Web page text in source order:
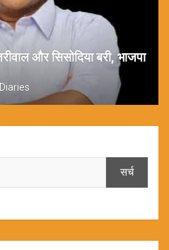
और सिसोदिया बरी, भाजपा
सर्च